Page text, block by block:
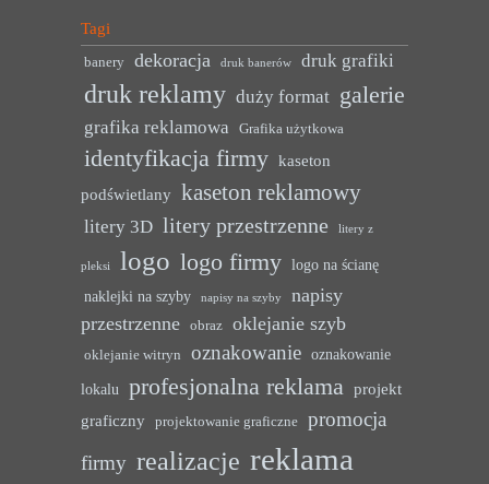
Tagi
banery dekoracja druk banerów druk grafiki
druk reklamy duży format galerie
grafika reklamowa Grafika użytkowa
identyfikacja firmy kaseton
podświetlany kaseton reklamowy
litery 3D litery przestrzenne litery z
pleksi logo logo firmy logo na ścianę
naklejki na szyby
napisy na szyby
napisy
przestrzenne
obraz oklejanie szyb
oklejanie witryn oznakowanie oznakowanie
lokalu profesjonalna reklama projekt
graficzny
projektowanie graficzne
promocja
firmy realizacje reklama